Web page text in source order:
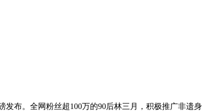
布。全网粉丝超100万的90后林三月，积极推广非遗身